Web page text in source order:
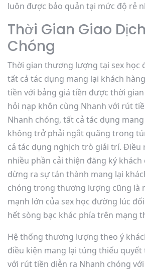
luôn được bảo quản tại mức độ rẻ
Thời Gian Giao
Chóng
Thời gian thương lượng tại sex học
tất cả tác dụng mang lại khách
tiền với bảng giá tiền được thời
hỏi nạp khôn cùng Nhanh với rút
Nhanh chóng, tất cả tác dụng
không trở phải ngắt quãng trong
cả tác dụng nghịch trò giải trí. Điều
nhiều phần cải thiện đăng ký khách
dừng ra sự tán thành mang lại
chóng trong thương lượng cũng là
mạnh lớn của sex học đường lúc
hết sòng bạc khác phía trên mạng
Hệ thống thương lượng theo ý
điều kiện mang lại túng thiếu quyết
với rút tiền diễn ra Nhanh chóng